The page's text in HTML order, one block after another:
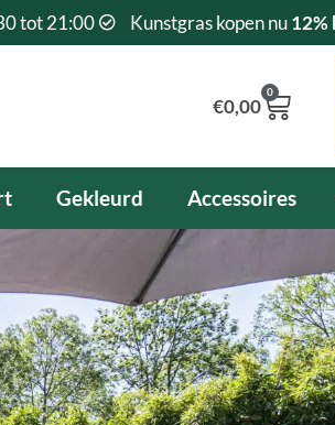
tot 21:00 Kunstgras kopen nu12%
€0,00
0
Gekleurd Accessoires